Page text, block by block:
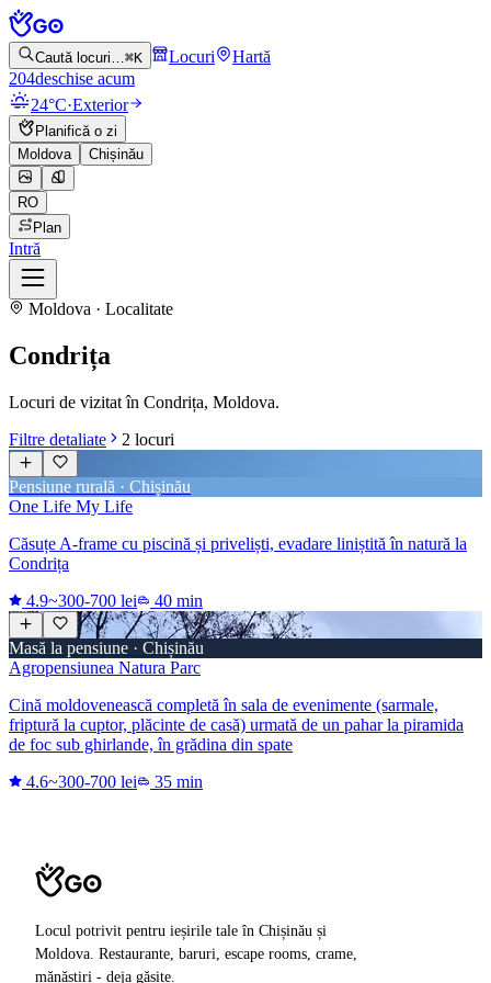
Caută locuri…⌘K Locuri
Hartă
204deschise acum
24°C·Exterior
Planifică o zi
Moldova
Chișinău
RO
Plan
Intră
Moldova · Localitate
Condrița
Locuri de vizitat în Condrița, Moldova.
Filtre detaliate
2 locuri
Pensiune rurală · Chișinău
One Life My Life
Căsuțe A-frame cu piscină și priveliști, evadare liniștită în natură la
Condrița
4.9~300-700 lei 40 min
Masă la pensiune · Chișinău
Agropensiunea Natura Parc
Cină moldovenească completă în sala de evenimente (sarmale,
friptură la cuptor, plăcinte de casă) urmată de un pahar la piramida
de foc sub ghirlande, în grădina din spate
4.6~300-700 lei 35 min
Locul potrivit pentru ieșirile tale în Chișinău și
Moldova. Restaurante, baruri, escape rooms, crame,
mănăstiri - deja găsite.